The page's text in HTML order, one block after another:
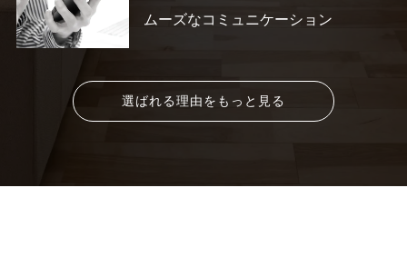
ムーズなコミュニケーション
選ばれる理由をもっと見る